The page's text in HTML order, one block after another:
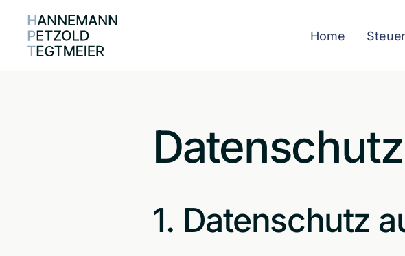
Zum Hauptinhalt springen Home
1. Datenschutz